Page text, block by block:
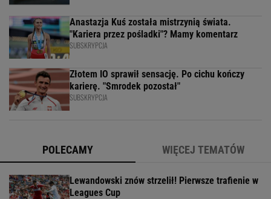
Anastazja Kuś została mistrzynią świata.
"Kariera przez pośladki"? Mamy komentarz
SUBSKRYPCJA
Złotem IO sprawił sensację. Po cichu kończy
karierę. "Smrodek pozostał"
SUBSKRYPCJA
POLECAMY WIĘCEJ TEMATÓW
Lewandowski znów strzelił! Pierwsze trafienie w
Leagues Cup